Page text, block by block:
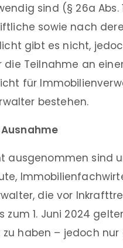
sind (§ 26a Abs.
sowie nach
gibt es nicht,
die Teilnahme an
für
bestehen.
ausgenommen sind
die vor
zum 1. Juni 2024
haben – jedoch